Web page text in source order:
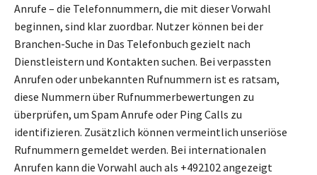
Anrufe – die Telefonnummern, die mit dieser Vorwahl
beginnen, sind klar zuordbar. Nutzer können bei der
Branchen-Suche in Das Telefonbuch gezielt nach
Dienstleistern und Kontakten suchen. Bei verpassten
Anrufen oder unbekannten Rufnummern ist es ratsam,
diese Nummern über Rufnummerbewertungen zu
überprüfen, um Spam Anrufe oder Ping Calls zu
identifizieren. Zusätzlich können vermeintlich unseriöse
Rufnummern gemeldet werden. Bei internationalen
Anrufen kann die Vorwahl auch als +492102 angezeigt